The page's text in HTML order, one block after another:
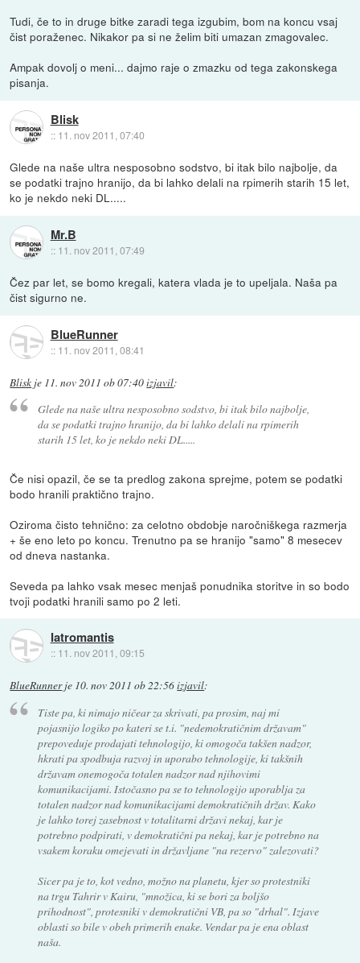
Tudi, če to in druge bitke zaradi tega izgubim, bom na koncu vsaj
čist poraženec. Nikakor pa si ne želim biti umazan zmagovalec.
Ampak dovolj o meni... dajmo raje o zmazku od tega zakonskega
pisanja.
Blisk
:: 11. nov 2011, 07:40
Glede na naše ultra nesposobno sodstvo, bi itak bilo najbolje, da
se podatki trajno hranijo, da bi lahko delali na rpimerih starih 15 let,
ko je nekdo neki DL.....
Mr.B
:: 11. nov 2011, 07:49
Čez par let, se bomo kregali, katera vlada je to upeljala. Naša pa
čist sigurno ne.
BlueRunner
:: 11. nov 2011, 08:41
Blisk je 11. nov 2011 ob 07:40izjavil:
Glede na naše ultra nesposobno sodstvo, bi itak bilo najbolje,
da se podatki trajno hranijo, da bi lahko delali na rpimerih
starih 15 let, ko je nekdo neki DL.....
Če nisi opazil, če se ta predlog zakona sprejme, potem se podatki
bodo hranili praktično trajno.
Oziroma čisto tehnično: za celotno obdobje naročniškega razmerja
+ še eno leto po koncu. Trenutno pa se hranijo "samo" 8 mesecev
od dneva nastanka.
Seveda pa lahko vsak mesec menjaš ponudnika storitve in so bodo
tvoji podatki hranili samo po 2 leti.
Iatromantis
:: 11. nov 2011, 09:15
BlueRunnerje 10. nov 2011 ob 22:56izjavil:
Tiste pa, ki nimajo ničear za skrivati, pa prosim, naj mi
pojasnijo logiko po kateri se t.i. "nedemokratičnim državam"
prepoveduje prodajati tehnologijo, ki omogoča takšen nadzor,
hkrati pa spodbuja razvoj in uporabo tehnologije, ki takšnih
državam onemogoča totalen nadzor nad njihovimi
komunikacijami. Istočasno pa se to tehnologijo uporablja za
totalen nadzor nad komunikacijami demokratičnih držav. Kako
je lahko torej zasebnost v totalitarni državi nekaj, kar je
potrebno podpirati, v demokratični pa nekaj, kar je potrebno na
vsakem koraku omejevati in državljane "na rezervo" zalezovati?
Sicer pa je to, kot vedno, možno na planetu, kjer so protestniki
na trgu Tahrir v Kairu, "množica, ki se bori za boljšo
prihodnost", protesniki v demokratični VB, pa so "drhal". Izjave
oblasti so bile v obeh primerih enake. Vendar pa je ena oblast
naša.